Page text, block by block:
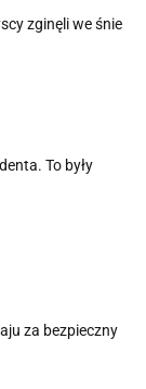
zginęli we śnie
To były
za bezpieczny